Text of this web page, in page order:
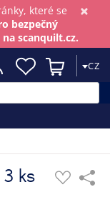
×
které se
bezpečný
scanquilt.cz.
CZ
ks